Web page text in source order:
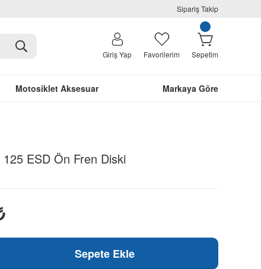
Sipariş Takip
Giriş Yap Favorilerim Sepetim
Motosiklet Aksesuar Markaya Göre
ESD Ön Fren Diski
Sepete Ekle